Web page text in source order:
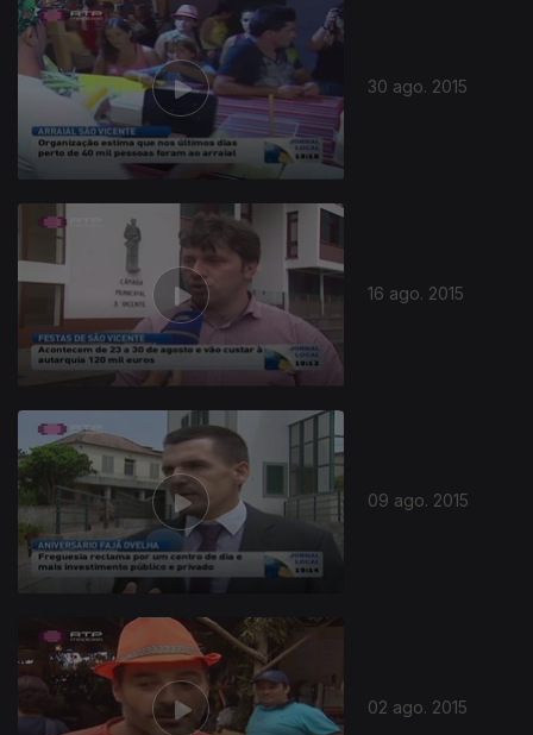
30 ago. 2015
16 ago. 2015
09 ago. 2015
02 ago. 2015